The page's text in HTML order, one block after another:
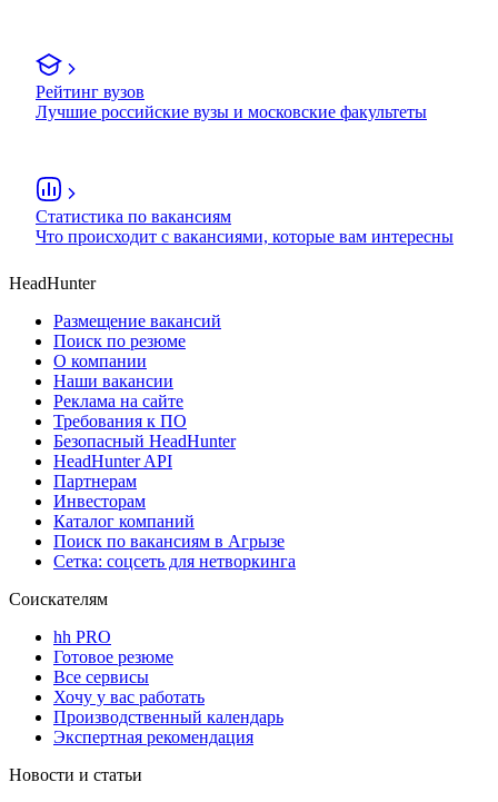
Рейтинг вузов
Лучшие российские вузы и московские факультеты
Статистика по вакансиям
Что происходит с вакансиями, которые вам интересны
HeadHunter
Размещение вакансий
Поиск по резюме
О компании
Наши вакансии
Реклама на сайте
Требования к ПО
Безопасный HeadHunter
HeadHunter API
Партнерам
Инвесторам
Каталог компаний
Поиск по вакансиям в Агрызе
Сетка: соцсеть для нетворкинга
Соискателям
hh PRO
Готовое резюме
Все сервисы
Хочу у вас работать
Производственный календарь
Экспертная рекомендация
Новости и статьи